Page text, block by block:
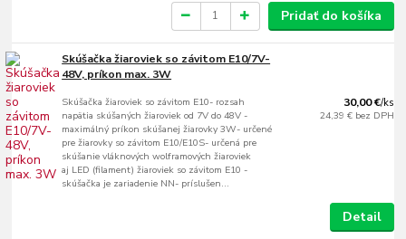
Pridať do košíka
Skúšačka žiaroviek so závitom E10/7V-
48V, príkon max. 3W
Skúšačka žiaroviek so závitom E10- rozsah
napätia skúšaných žiaroviek od 7V do 48V -
maximálný príkon skúšanej žiarovky 3W- určené
pre žiarovky so závitom E10/E10S- určená pre
skúšanie vláknových wolframových žiaroviek
aj LED (filament) žiaroviek so závitom E10 -
skúšačka je zariadenie NN- príslušen...
30,00 €/ks
24,39 € bez DPH
Detail